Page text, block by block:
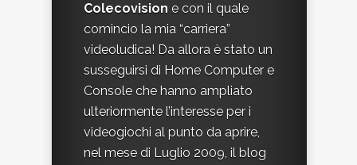
Colecovision e con il quale
comincio la mia “carriera”
videoludica! Da allora è stato un
susseguirsi di Home Computer e
Console che hanno ampliato
ulteriormente l’interesse per i
videogiochi al punto da aprire,
nel mese di Luglio 2009, il blog